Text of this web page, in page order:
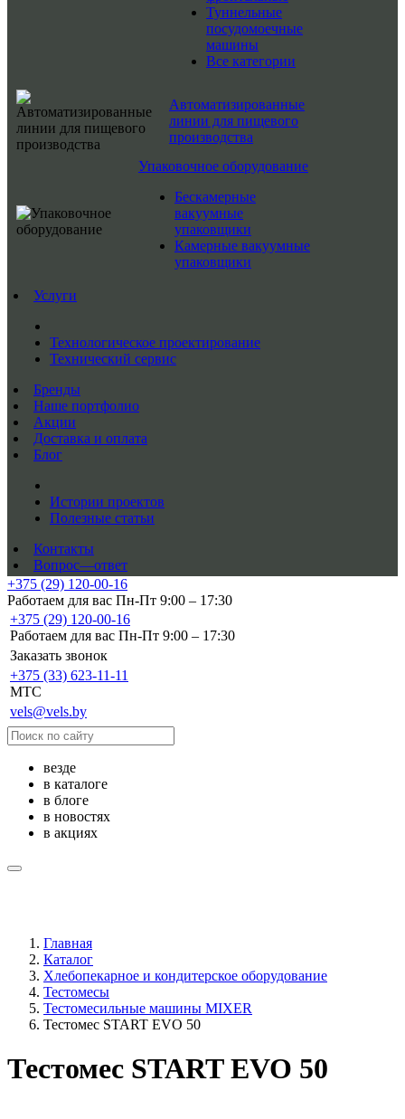
Туннельные
посудомоечные
машины
Все категории
Автоматизированные
линии для пищевого
производства
Упаковочное оборудование
Бескамерные
вакуумные
упаковщики
Камерные вакуумные
упаковщики
Услуги
Технологическое проектирование
Технический сервис
Бренды
Наше портфолио
Акции
Доставка и оплата
Блог
Истории проектов
Полезные статьи
Контакты
Вопрос—ответ
+375 (29) 120-00-16
Работаем для вас Пн-Пт 9:00 – 17:30
+375 (29) 120-00-16
Работаем для вас Пн-Пт 9:00 – 17:30
Заказать звонок
+375 (33) 623-11-11
MTC
vels@vels.by
везде
в каталоге
в блоге
в новостях
в акциях
Главная
Каталог
Хлебопекарное и кондитерское оборудование
Тестомесы
Тестомесильные машины MIXER
Тестомес START EVO 50
Тестомес START EVO 50